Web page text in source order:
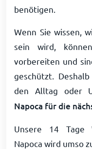
benötigen.
Wenn Sie wissen,
sein wird,
vorbereiten und
geschützt.
den Alltag oder
Napoca für die
Unsere 14 Tage
Napoca wird umso